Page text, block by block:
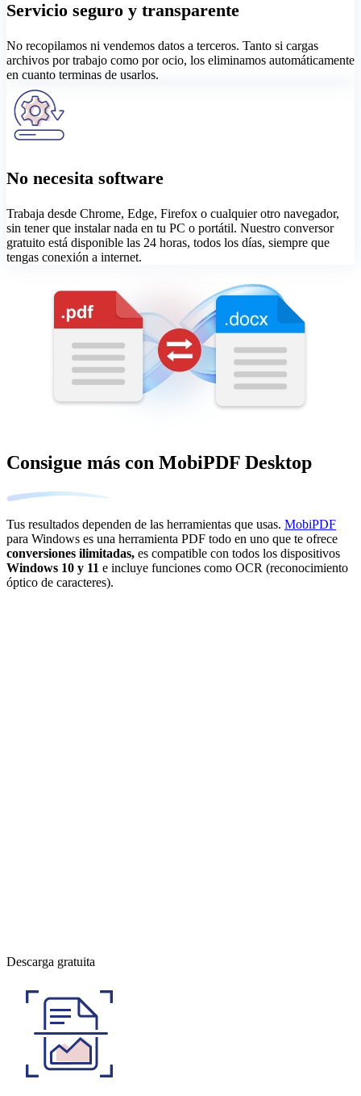
Servicio seguro y transparente
No recopilamos ni vendemos datos a terceros. Tanto si cargas
archivos por trabajo como por ocio, los eliminamos automáticamente
en cuanto terminas de usarlos.
No necesita software
Trabaja desde Chrome, Edge, Firefox o cualquier otro navegador,
sin tener que instalar nada en tu PC o portátil. Nuestro conversor
gratuito está disponible las 24 horas, todos los días, siempre que
tengas conexión a internet.
Consigue más con MobiPDF Desktop
Tus resultados dependen de las herramientas que usas. MobiPDF
para Windows es una herramienta PDF todo en uno que te ofrece
conversiones ilimitadas, es compatible con todos los dispositivos
Windows 10 y 11 e incluye funciones como OCR (reconocimiento
óptico de caracteres).
Descarga gratuita